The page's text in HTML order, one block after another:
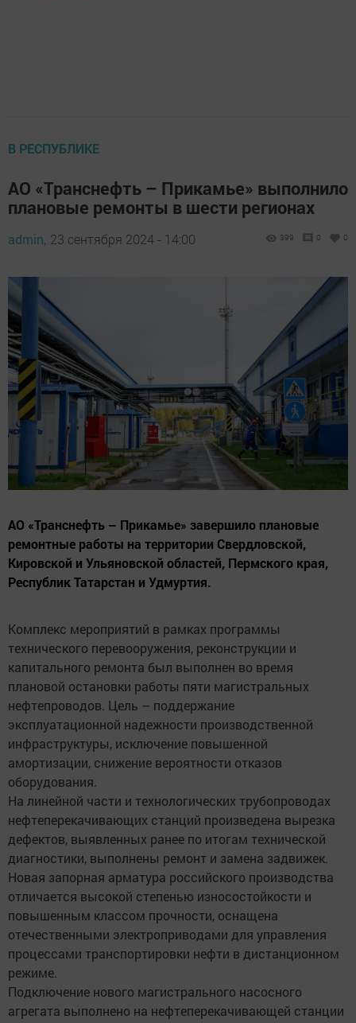
В РЕСПУБЛИКЕ
АО «Транснефть – Прикамье» выполнило
плановые ремонты в шести регионах
admin, 23 сентября 2024 - 14:00 399 0 0
АО «Транснефть – Прикамье» завершило плановые
ремонтные работы на территории Свердловской,
Кировской и Ульяновской областей, Пермского края,
Республик Татарстан и Удмуртия.
Комплекс мероприятий в рамках программы
технического перевооружения, реконструкции и
капитального ремонта был выполнен во время
плановой остановки работы пяти магистральных
нефтепроводов. Цель – поддержание
эксплуатационной надежности производственной
инфраструктуры, исключение повышенной
амортизации, снижение вероятности отказов
оборудования.
На линейной части и технологических трубопроводах
нефтеперекачивающих станций произведена вырезка
дефектов, выявленных ранее по итогам технической
диагностики, выполнены ремонт и замена задвижек.
Новая запорная арматура российского производства
отличается высокой степенью износостойкости и
повышенным классом прочности, оснащена
отечественными электроприводами для управления
процессами транспортировки нефти в дистанционном
режиме.
Подключение нового магистрального насосного
агрегата выполнено на нефтеперекачивающей станции